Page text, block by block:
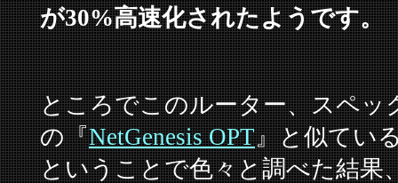
が30%高速化されたようです。
ところでこのルーター、スペッ
の『NetGenesis OPT』と似てい
ということで色々と調べた結果